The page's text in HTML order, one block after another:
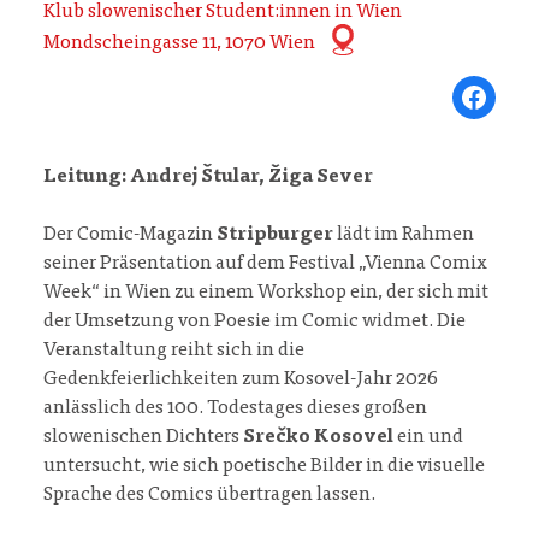
Klub slowenischer Student:innen in Wien
Mondscheingasse 11, 1070 Wien
Share on
Leitung: Andrej Štular, Žiga Sever
Der Comic-Magazin Stripburgerlädt im Rahmen
seiner Präsentation auf dem Festival „Vienna Comix
Week“ in Wien zu einem Workshop ein, der sich mit
der Umsetzung von Poesie im Comic widmet. Die
Veranstaltung reiht sich in die
Gedenkfeierlichkeiten zum Kosovel-Jahr 2026
anlässlich des 100. Todestages dieses großen
slowenischen Dichters Srečko Kosovelein und
untersucht, wie sich poetische Bilder in die visuelle
Sprache des Comics übertragen lassen.